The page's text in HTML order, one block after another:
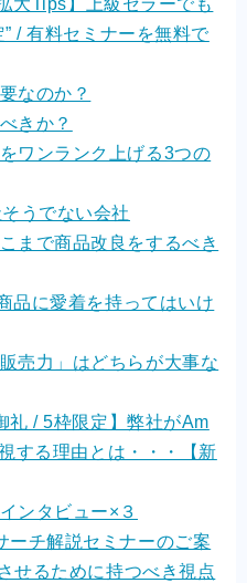
大Tips】上級セラーでも
/ 有料セミナーを無料で
なのか？
きか？
ワンランク上げる3つの
うでない会社
まで商品改良をするべき
品に愛着を持ってはいけ
売力」はどちらが大事な
礼 / 5枠限定】弊社がAm
する理由とは・・・【新
ンタビュー×３
ーチ解説セミナーのご案
せるために持つべき視点